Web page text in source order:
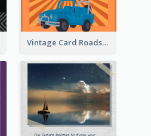
Vintage Card Roadshow Instagram Post